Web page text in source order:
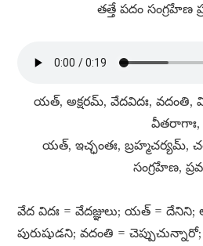
తత్తే పదం సంగ్రహేణ
యత్​, అక్షరమ్​, వేదవిదః,
వీతరాగాః,
యత్​, ఇచ్ఛంతః, బ్రహ్మచర్యమ్​,
సంగ్రహేణ,
వేద విదః = వేదజ్ఞులు; యత్​ =
పురుషుడని; వదంతి =